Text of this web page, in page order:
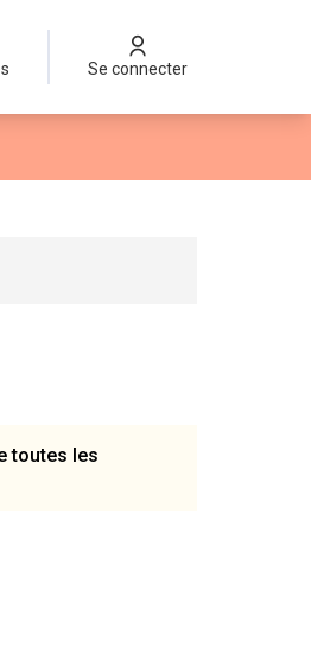
Se connecter
toutes les